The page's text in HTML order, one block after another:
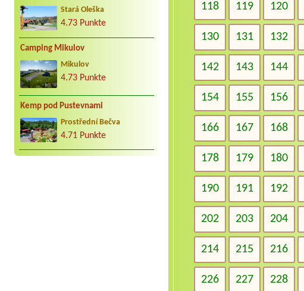
Stará Oleška
4.73 Punkte
Camping Mikulov
Mikulov
4.73 Punkte
Kemp pod Pustevnami
Prostřední Bečva
4.71 Punkte
118 119 120
130 131 132
142 143 144
154 155 156
166 167 168
178 179 180
190 191 192
202 203 204
214 215 216
226 227 228